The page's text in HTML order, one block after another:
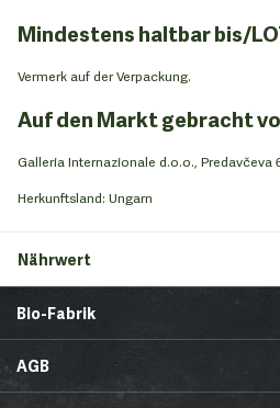
Mindestens haltbar bis/
Vermerk auf der Verpackung.
Auf den Markt gebracht
Galleria Internazionale d.o.o., Predavčeva
Herkunftsland: Ungarn
Nährwert
Bio-Fabrik
News
AGB
Lieferbedingungen